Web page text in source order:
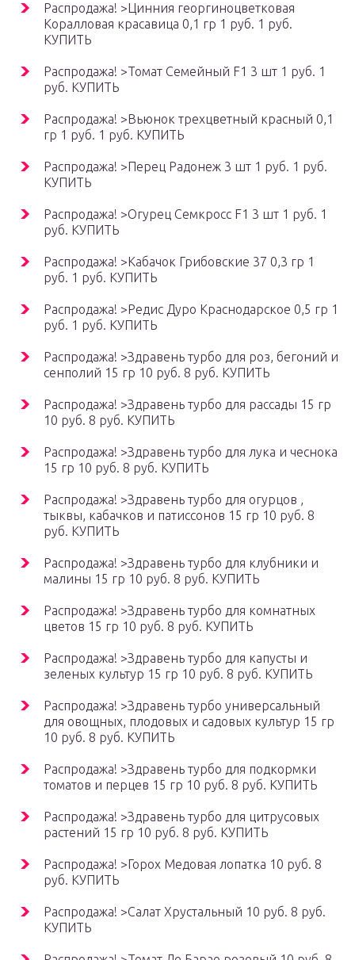
Распродажа! >Цинния георгиноцветковая
Коралловая красавица 0,1 гр 1 руб. 1 руб.
КУПИТЬ
Распродажа! >Томат Семейный F1 3 шт 1 руб. 1
руб. КУПИТЬ
Распродажа! >Вьюнок трехцветный красный 0,1
гр 1 руб. 1 руб. КУПИТЬ
Распродажа! >Перец Радонеж 3 шт 1 руб. 1 руб.
КУПИТЬ
Распродажа! >Огурец Семкросс F1 3 шт 1 руб. 1
руб. КУПИТЬ
Распродажа! >Кабачок Грибовские 37 0,3 гр 1
руб. 1 руб. КУПИТЬ
Распродажа! >Редис Дуро Краснодарское 0,5 гр 1
руб. 1 руб. КУПИТЬ
Распродажа! >Здравень турбо для роз, бегоний и
сенполий 15 гр 10 руб. 8 руб. КУПИТЬ
Распродажа! >Здравень турбо для рассады 15 гр
10 руб. 8 руб. КУПИТЬ
Распродажа! >Здравень турбо для лука и чеснока
15 гр 10 руб. 8 руб. КУПИТЬ
Распродажа! >Здравень турбо для огурцов ,
тыквы, кабачков и патиссонов 15 гр 10 руб. 8
руб. КУПИТЬ
Распродажа! >Здравень турбо для клубники и
малины 15 гр 10 руб. 8 руб. КУПИТЬ
Распродажа! >Здравень турбо для комнатных
цветов 15 гр 10 руб. 8 руб. КУПИТЬ
Распродажа! >Здравень турбо для капусты и
зеленых культур 15 гр 10 руб. 8 руб. КУПИТЬ
Распродажа! >Здравень турбо универсальный
для овощных, плодовых и садовых культур 15 гр
10 руб. 8 руб. КУПИТЬ
Распродажа! >Здравень турбо для подкормки
томатов и перцев 15 гр 10 руб. 8 руб. КУПИТЬ
Распродажа! >Здравень турбо для цитрусовых
растений 15 гр 10 руб. 8 руб. КУПИТЬ
Распродажа! >Горох Медовая лопатка 10 руб. 8
руб. КУПИТЬ
Распродажа! >Салат Хрустальный 10 руб. 8 руб.
КУПИТЬ